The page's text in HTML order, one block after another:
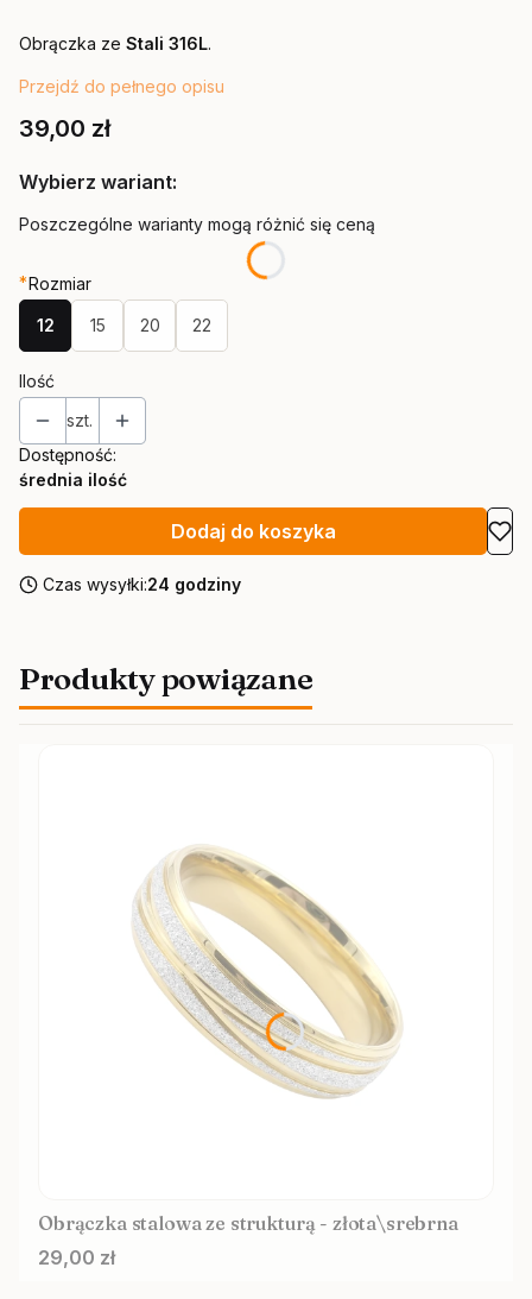
Obrączka ze Stali 316L.
Przejdź do pełnego opisu
Cena
39,00 zł
Wybierz wariant:
Poszczególne warianty mogą różnić się ceną
*Rozmiar
12 15 20 22
Ilość
szt.
Dostępność:
średnia ilość
Dodaj do koszyka
Czas wysyłki:24 godziny
Produkty powiązane
Obrączka stalowa ze strukturą - złota\srebrna
Cena
29,00 zł